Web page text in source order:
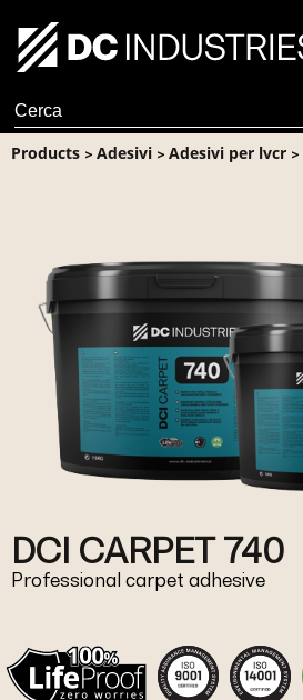
Search
for:
Products > Adesivi > Adesivi per lvcr >
DCI CARPET 740
Professional carpet adhesive